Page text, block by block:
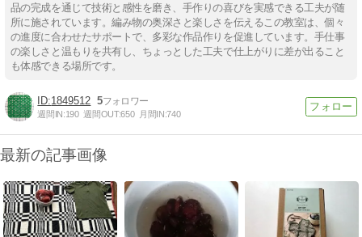
品の完成を通じて技術と感性を磨き、手作りの喜びを実感できる工夫が随
所に施されています。編み物の奥深さと楽しさを伝えるこの教室は、個々
の進度に合わせたサポートで、多彩な作品作りを促進しています。手仕事
の楽しさと温もりを共有し、ちょっとした工夫で仕上がりに差が出ること
も体感できる場所です。
1849512 5
週間IN:190 週間OUT:650 月間IN:740
最新の記事画像